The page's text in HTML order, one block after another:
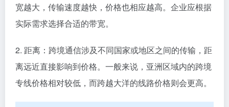
宽越大，传输速度越快，价格也相应越高。企业应根据
实际需求选择合适的带宽。
2. 距离：跨境通信涉及不同国家或地区之间的传输，距
离远近直接影响到价格。一般来说，亚洲区域内的跨境
专线价格相对较低，而跨越大洋的线路价格则会更高。